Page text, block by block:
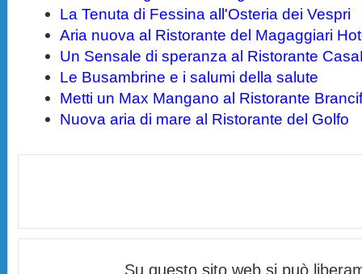
La Tenuta di Fessina all'Osteria dei Vespri
Aria nuova al Ristorante del Magaggiari
Un Sensale di speranza al Ristorante
Le Busambrine e i salumi della salute
Metti un Max Mangano al Ristorante
Nuova aria di mare al Ristorante del Golfo
Su questo sito web si può